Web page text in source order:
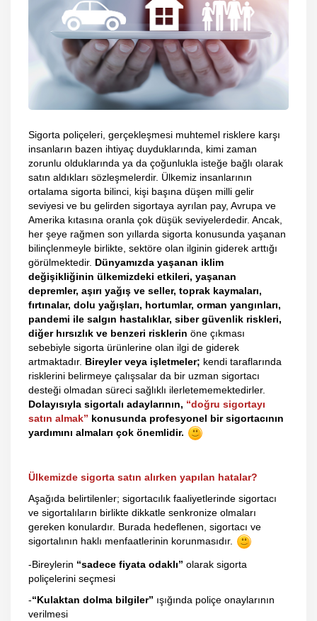
Sigorta poliçeleri, gerçekleşmesi muhtemel risklere karşı
insanların bazen ihtiyaç duyduklarında, kimi zaman
zorunlu olduklarında ya da çoğunlukla isteğe bağlı olarak
satın aldıkları sözleşmelerdir. Ülkemiz insanlarının
ortalama sigorta bilinci, kişi başına düşen milli gelir
seviyesi ve bu gelirden sigortaya ayrılan pay, Avrupa ve
Amerika kıtasına oranla çok düşük seviyelerdedir. Ancak,
her şeye rağmen son yıllarda sigorta konusunda yaşanan
bilinçlenmeyle birlikte, sektöre olan ilginin giderek arttığı
görülmektedir. Dünyamızda yaşanan iklim
değişikliğinin ülkemizdeki etkileri, yaşanan
depremler, aşırı yağış ve seller, toprak kaymaları,
fırtınalar, dolu yağışları, hortumlar, orman yangınları,
pandemi ile salgın hastalıklar, siber güvenlik riskleri,
diğer hırsızlık ve benzeri risklerin öne çıkması
sebebiyle sigorta ürünlerine olan ilgi de giderek
artmaktadır. Bireyler veya işletmeler; kendi taraflarında
risklerini belirmeye çalışsalar da bir uzman sigortacı
desteği olmadan süreci sağlıklı ilerletememektedirler.
Dolayısıyla sigortalı adaylarının, “doğru sigortayı
satın almak” konusunda profesyonel bir sigortacının
yardımını almaları çok önemlidir.
Ülkemizde sigorta satın alırken yapılan hatalar?
Aşağıda belirtilenler; sigortacılık faaliyetlerinde sigortacı
ve sigortalıların birlikte dikkatle senkronize olmaları
gereken konulardır. Burada hedeflenen, sigortacı ve
sigortalının haklı menfaatlerinin korunmasıdır.
-Bireylerin “sadece fiyata odaklı” olarak sigorta
poliçelerini seçmesi
-“Kulaktan dolma bilgiler” ışığında poliçe onaylarının
verilmesi